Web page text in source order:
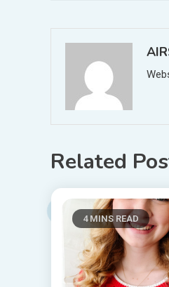
Related
4 MINS READ